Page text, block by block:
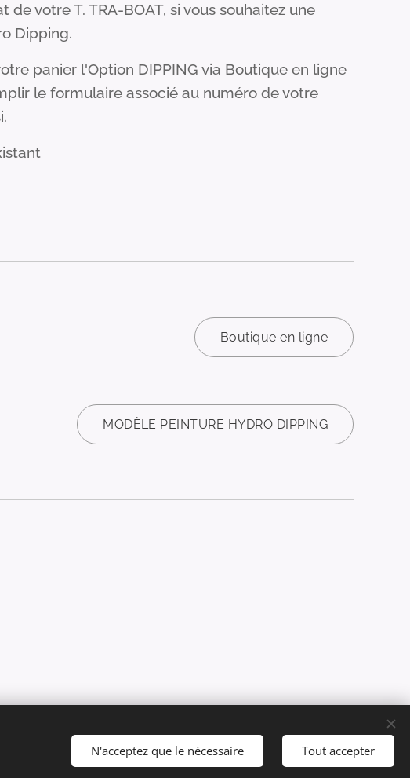
de votre T. TRA-BOAT, si vous souhaitez une
Dipping.
panier l'Option DIPPING via Boutique en ligne
le formulaire associé au numéro de votre
Boutique en ligne
MODÈLE PEINTURE HYDRO DIPPING
Français
N'acceptez que le nécessaire Tout accepter